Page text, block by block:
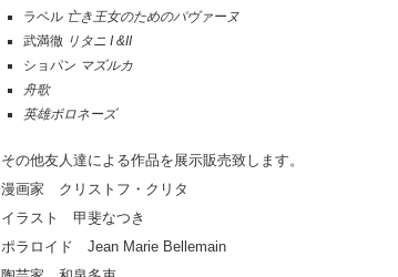
ラベル 亡き王女のためのパヴァーヌ
武満徹 リタニ I &II
ショパン マズルカ
舟歌
英雄ポロネーズ
その他友人達による作品を展示販売致します。
漫画家 クリストフ・クリタ
イラスト 甲斐なつき
ポラロイド Jean Marie Bellemain